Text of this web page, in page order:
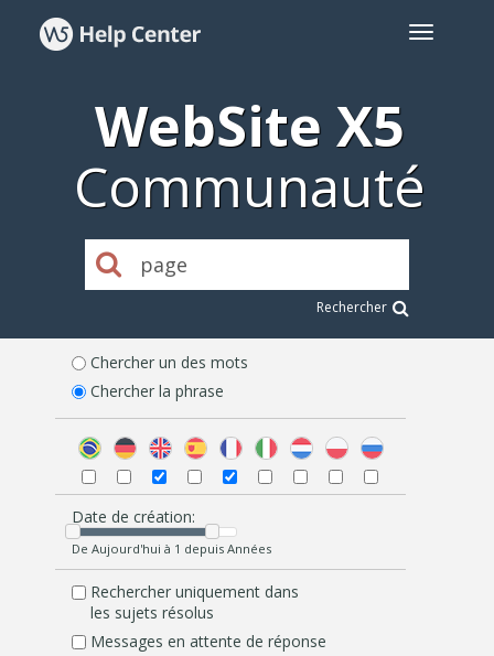
WebSite X5
Communauté
Rechercher
Chercher un des mots
Chercher la phrase
Date de création:
De Aujourd'hui à 1 depuis Années
Rechercher uniquement dans
les sujets résolus
Messages en attente de réponse